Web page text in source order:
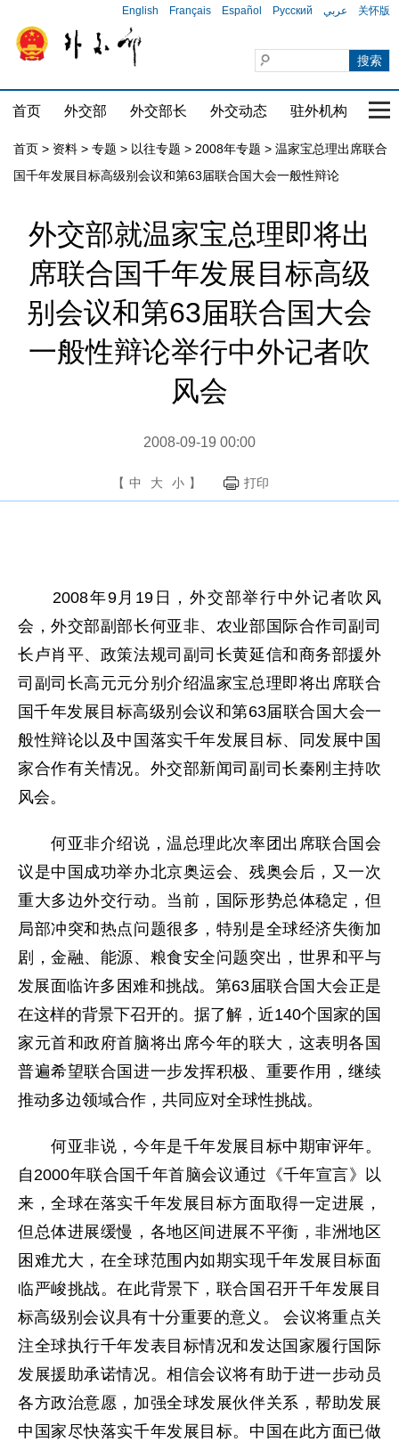
English Français Español Русский عربي 关怀版
首页 外交部 外交部长 外交动态 驻外机构 国
首页 > 资料 > 专题 > 以往专题 > 2008年专题 > 温家宝总理出席联合
国千年发展目标高级别会议和第63届联合国大会一般性辩论
外交部就温家宝总理即将出
席联合国千年发展目标高级
别会议和第63届联合国大会
一般性辩论举行中外记者吹
风会
2008-09-19 00:00
【 中 大 小 】 打印
2008年9月19日，外交部举行中外记者吹风
会，外交部副部长何亚非、农业部国际合作司副司
长卢肖平、政策法规司副司长黄延信和商务部援外
司副司长高元元分别介绍温家宝总理即将出席联合
国千年发展目标高级别会议和第63届联合国大会一
般性辩论以及中国落实千年发展目标、同发展中国
家合作有关情况。外交部新闻司副司长秦刚主持吹
风会。
何亚非介绍说，温总理此次率团出席联合国会
议是中国成功举办北京奥运会、残奥会后，又一次
重大多边外交行动。当前，国际形势总体稳定，但
局部冲突和热点问题很多，特别是全球经济失衡加
剧，金融、能源、粮食安全问题突出，世界和平与
发展面临许多困难和挑战。第63届联合国大会正是
在这样的背景下召开的。据了解，近140个国家的国
家元首和政府首脑将出席今年的联大，这表明各国
普遍希望联合国进一步发挥积极、重要作用，继续
推动多边领域合作，共同应对全球性挑战。
何亚非说，今年是千年发展目标中期审评年。
自2000年联合国千年首脑会议通过《千年宣言》以
来，全球在落实千年发展目标方面取得一定进展，
但总体进展缓慢，各地区间进展不平衡，非洲地区
困难尤大，在全球范围内如期实现千年发展目标面
临严峻挑战。在此背景下，联合国召开千年发展目
标高级别会议具有十分重要的意义。 会议将重点关
注全球执行千年发表目标情况和发达国家履行国际
发展援助承诺情况。相信会议将有助于进一步动员
各方政治意愿，加强全球发展伙伴关系，帮助发展
中国家尽快落实千年发展目标。中国在此方面已做